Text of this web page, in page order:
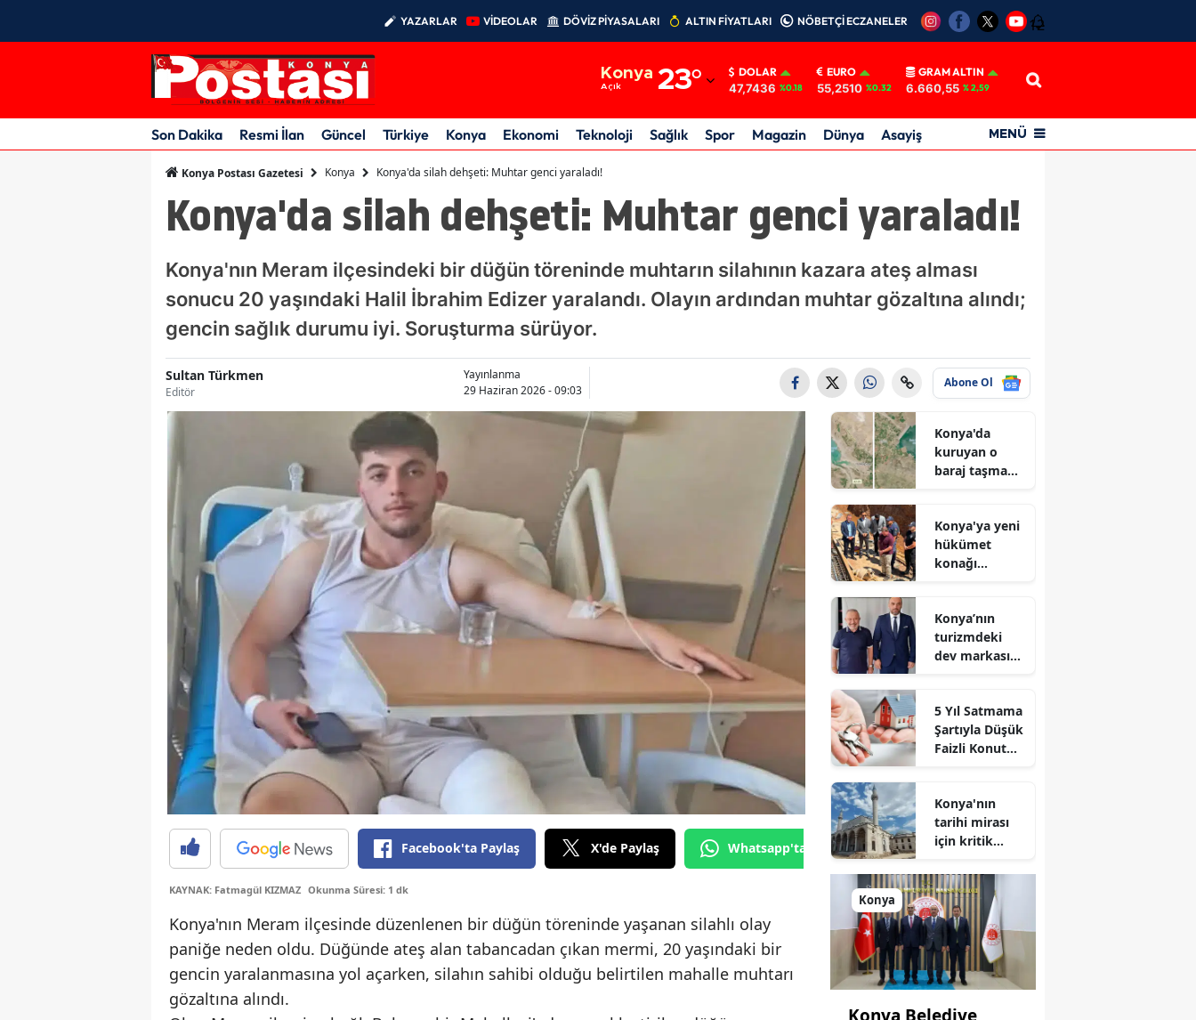
YAZARLAR VİDEOLAR DÖVİZ PİYASALARI ALTIN FİYATLARI NÖBETÇİ ECZANELER 12
Konya
Açık 23°
Adıyaman
Afyonkarahisar
Amasya
Ankara
Antalya
Artvin
Bilecik
Bingöl
Bursa
Çanakkale
Çorum
Denizli
Diyarbakır
Edirne
Elazığ
Erzurum
Eskişehir
DOLAR
47,7436 %0.18
EURO
55,2510 %0.32
GRAM ALTIN
6.660,55 % 2,59
Son Dakika Resmi İlan Güncel Türkiye Konya Ekonomi Teknoloji Sağlık Spor Magazin Dünya Asayiş MENÜ
Konya Postası Gazetesi Konya Konya'da silah dehşeti: Muhtar genci yaraladı!
Konya'da silah dehşeti: Muhtar genci yaraladı!
Konya'nın Meram ilçesindeki bir düğün töreninde muhtarın silahının kazara ateş alması
sonucu 20 yaşındaki Halil İbrahim Edizer yaralandı. Olayın ardından muhtar gözaltına alındı;
gencin sağlık durumu iyi. Soruşturma sürüyor.
Sultan Türkmen
Editör
Yayınlanma
29 Haziran 2026 - 09:03
Abone Ol
Facebook'ta Paylaş X'de Paylaş Whatsapp'tan Gönder
KAYNAK: Fatmagül KIZMAZ Okunma Süresi: 1 dk
Konya'nın Meram ilçesinde düzenlenen bir düğün töreninde yaşanan silahlı olay
paniğe neden oldu. Düğünde ateş alan tabancadan çıkan mermi, 20 yaşındaki bir
gencin yaralanmasına yol açarken, silahın sahibi olduğu belirtilen mahalle muhtarı
gözaltına alındı.
Konya'da
kuruyan o
baraj taşma
Konya'ya yeni
hükümet
konağı
Konya’nın
turizmdeki
dev markası
de zirveye
oynuyor
5 Yıl Satmama
Şartıyla Düşük
Faizli Konut
Konya'nın
tarihi mirası
için kritik
durum
açıklandı
Konya
Konya Belediye